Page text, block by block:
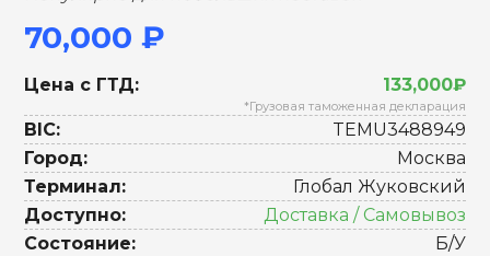
70,000 ₽
Цена с ГТД: 133,000₽
*Грузовая таможенная декларация
BIC:
TEMU3488949
Город:
Москва
Терминал:
Глобал Жуковский
Доступно:
Доставка / Самовывоз
Состояние:
Б/У